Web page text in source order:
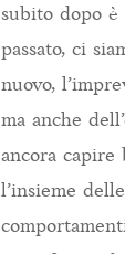
subito dopo
passato, ci
nuovo,
ma anche
ancora capire
l’insieme